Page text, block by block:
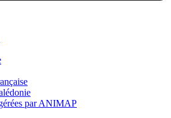
par ANIMAP